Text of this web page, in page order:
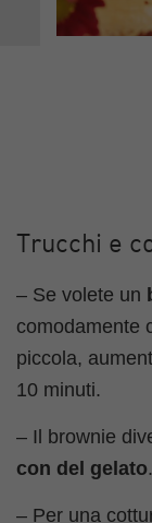
Trucchi e
– Se volete un
comodamente
piccola,
10 minuti.
– Il brownie
con del gelato.
– Per una